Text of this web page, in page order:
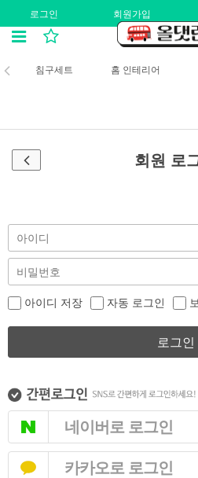
로그인 회원가입
침구세트 홈 인테리어
회원 로
아이디 저장 자동 로그인
로그인
네이버로 로그인
카카오로 로그인